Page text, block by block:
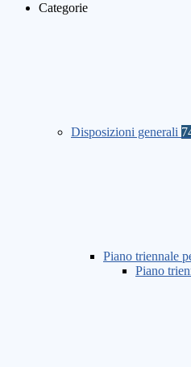
Categorie
Disposizioni generali
Piano triennale
Piano